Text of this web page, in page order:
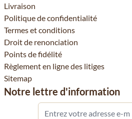
Livraison
Politique de confidentialité
Termes et conditions
Droit de renonciation
Points de fidélité
Règlement en ligne des litiges
Sitemap
Notre lettre d'information